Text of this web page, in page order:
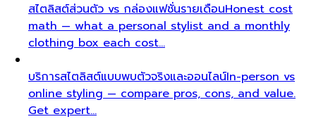
สไตลิสต์ส่วนตัว vs กล่องแฟชั่นรายเดือนHonest cost
math — what a personal stylist and a monthly
clothing box each cost…
บริการสไตลิสต์แบบพบตัวจริงและออนไลน์In-person vs
online styling — compare pros, cons, and value.
Get expert…